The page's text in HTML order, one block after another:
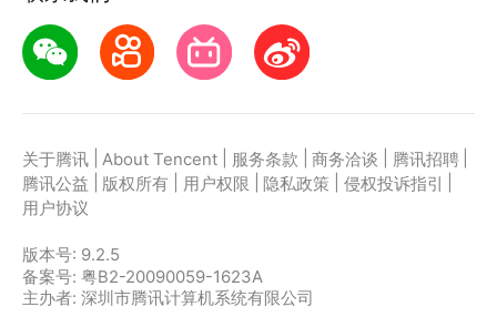
关于腾讯 About Tencent 服务条款 商务洽谈 腾讯招聘
腾讯公益
版权所有 用户权限 隐私政策 侵权投诉指引
用户协议
版本号: 9.2.5
备案号: 粤B2-20090059-1623A
主办者: 深圳市腾讯计算机系统有限公司